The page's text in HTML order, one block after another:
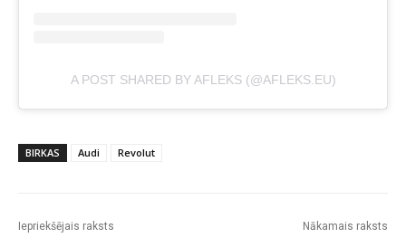
A POST SHARED BY AFLEKS (@AFLEKS.EU)
BIRKAS Audi Revolut
Iepriekšējais raksts Nākamais raksts